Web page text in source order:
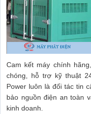
Cam kết máy chính
chóng, hỗ trợ kỹ thuật
Power luôn là đối tác tin
bảo nguồn điện an toàn
kinh doanh.